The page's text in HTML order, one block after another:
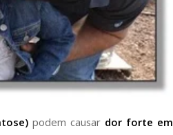
podem causar dor forte em